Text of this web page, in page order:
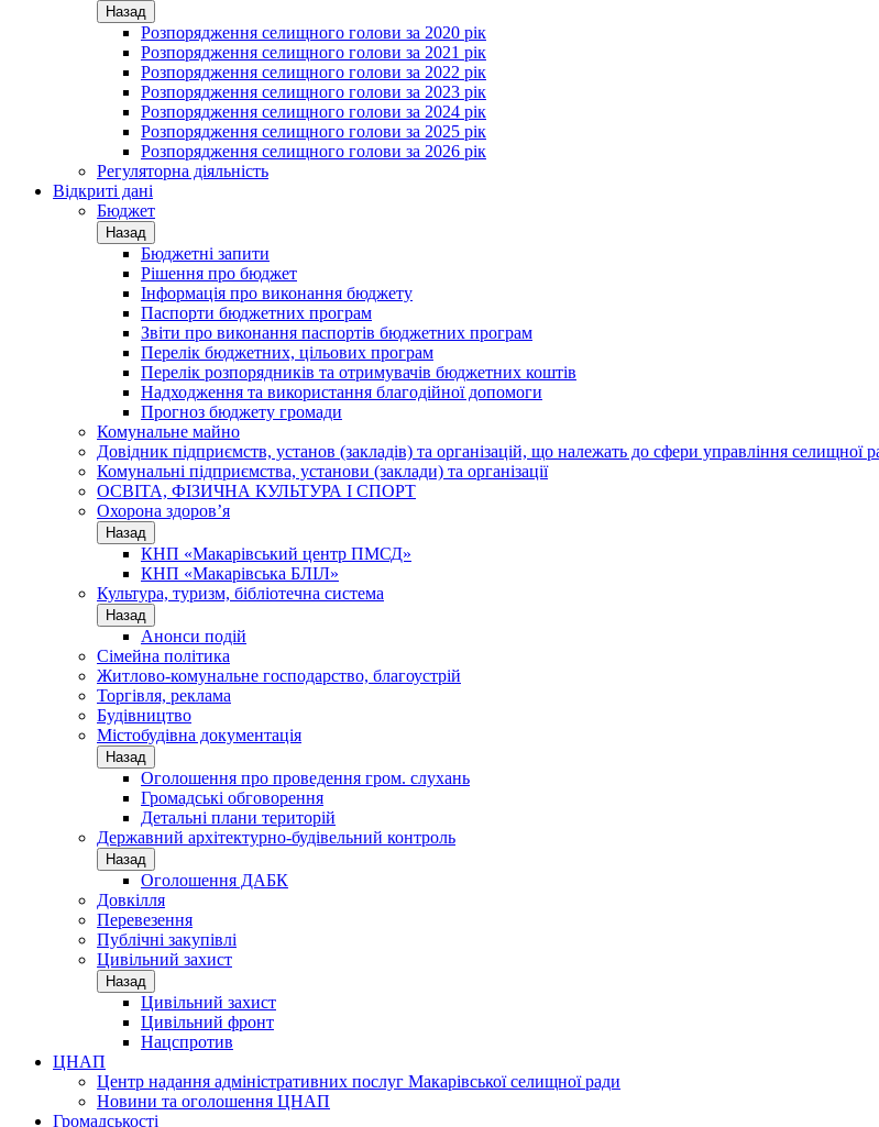
Назад
Розпорядження селищного голови за 2020 рік
Розпорядження селищного голови за 2021 рік
Розпорядження селищного голови за 2022 рік
Розпорядження селищного голови за 2023 рік
Розпорядження селищного голови за 2024 рік
Розпорядження селищного голови за 2025 рік
Розпорядження селищного голови за 2026 рік
Регуляторна діяльність
Відкриті дані
Бюджет
Назад
Бюджетні запити
Рішення про бюджет
Інформація про виконання бюджету
Паспорти бюджетних програм
Звіти про виконання паспортів бюджетних програм
Перелік бюджетних, цільових програм
Перелік розпорядників та отримувачів бюджетних коштів
Надходження та використання благодійної допомоги
Прогноз бюджету громади
Комунальне майно
Довідник підприємств, установ (закладів) та організацій, що належать до сфери управління селищної
Комунальні підприємства, установи (заклади) та організації
ОСВІТА, ФІЗИЧНА КУЛЬТУРА І СПОРТ
Охорона здоров’я
Назад
КНП «Макарівський центр ПМСД»
КНП «Макарівська БЛІЛ»
Культура, туризм, бібліотечна система
Назад
Анонси подій
Сімейна політика
Житлово-комунальне господарство, благоустрій
Торгівля, реклама
Будівництво
Містобудівна документація
Назад
Оголошення про проведення гром. слухань
Громадські обговорення
Детальні плани територій
Державний архітектурно-будівельний контроль
Назад
Оголошення ДАБК
Довкілля
Перевезення
Публічні закупівлі
Цивільний захист
Назад
Цивільний захист
Цивільний фронт
Нацспротив
ЦНАП
Центр надання адміністративних послуг Макарівської селищної ради
Новини та оголошення ЦНАП
Громадськості